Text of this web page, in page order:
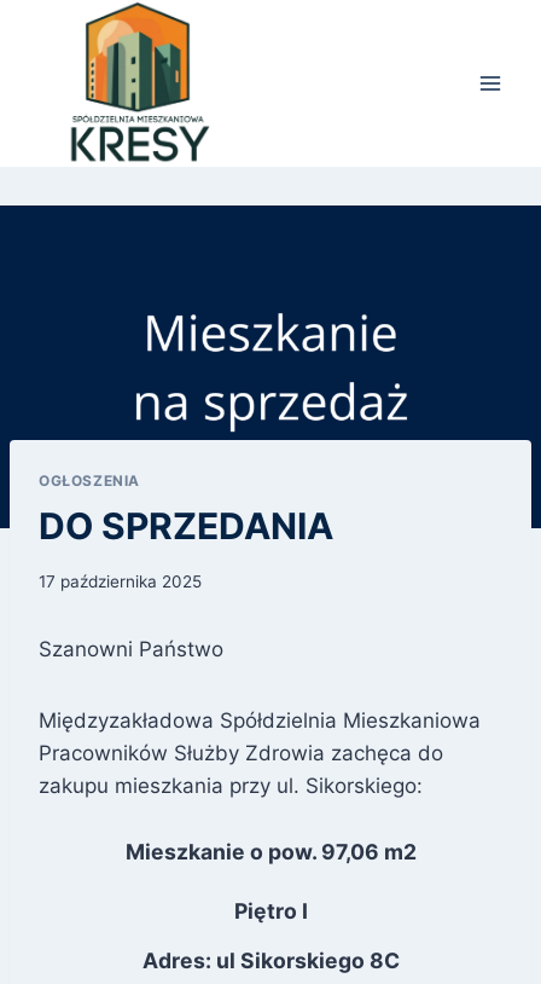
OGŁOSZENIA
DO SPRZEDANIA
17 października 2025
Szanowni Państwo
Międzyzakładowa Spółdzielnia Mieszkaniowa
Pracowników Służby Zdrowia zachęca do
zakupu mieszkania przy ul. Sikorskiego:
Mieszkanie o pow. 97,06 m2
Piętro I
Adres: ul Sikorskiego 8C